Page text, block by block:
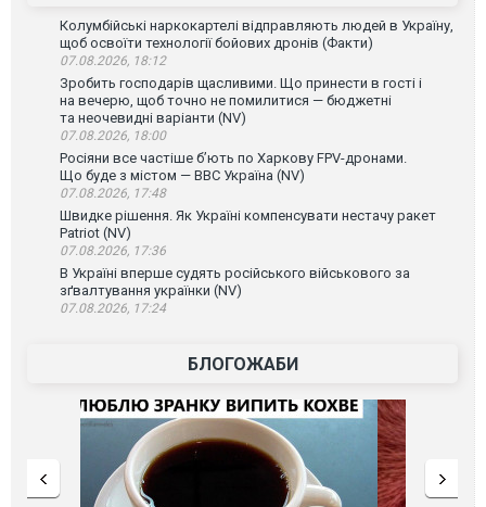
Колумбійські наркокартелі відправляють людей в Україну,
щоб освоїти технології бойових дронів (Факти)
07.08.2026, 18:12
Зробить господарів щасливими. Що принести в гості і
на вечерю, щоб точно не помилитися — бюджетні
та неочевидні варіанти (NV)
07.08.2026, 18:00
Росіяни все частіше бʼють по Харкову FPV-дронами.
Що буде з містом — ВВС Україна (NV)
07.08.2026, 17:48
Швидке рішення. Як Україні компенсувати нестачу ракет
Patriot (NV)
07.08.2026, 17:36
В Україні вперше судять російського військового за
зґвалтування українки (NV)
07.08.2026, 17:24
БЛОГОЖАБИ